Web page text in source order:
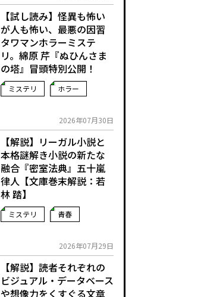
【試し読み】怪異も怖い
が人も怖い、最悪の因習
タワマンホラーミステ
リ。綿原 芹『ぬひんさま
の塔』冒頭特別公開！
ミステリ ホラー
2026年07月30日
【解説】リーガル小説と
本格謎解き小説の新たな
融合――『密室法典』五十嵐
律人【文庫巻末解説：若
林 踏】
ミステリ 青春
2026年07月29日
【解説】読者それぞれの
ビジュアル・データベース
や想像力をくすぐる文章――